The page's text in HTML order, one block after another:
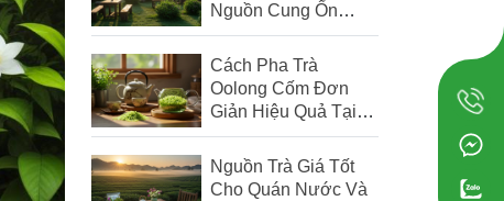
Nguồn Cung Ổn
Định, Giá Tốt Cho
Quán
Cách Pha Trà
Oolong Cốm Đơn
Giản Hiệu Quả Tại
Nhà
Nguồn Trà Giá Tốt
Cho Quán Nước Và